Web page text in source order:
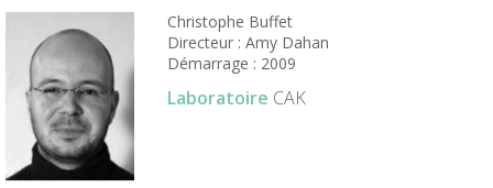
Christophe Buffet
Directeur : Amy Dahan
Démarrage : 2009
Laboratoire CAK